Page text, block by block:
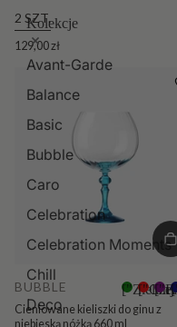
Kolekcje
Avant-Garde
Balance
Basic
Bubble
Caro
Celebration
Celebration Moments
Chill
Deco
2 SZT.
129,00 zł
BUBBLE
Cieniowane kieliszki do ginu z
niebieską nóżką 660 ml